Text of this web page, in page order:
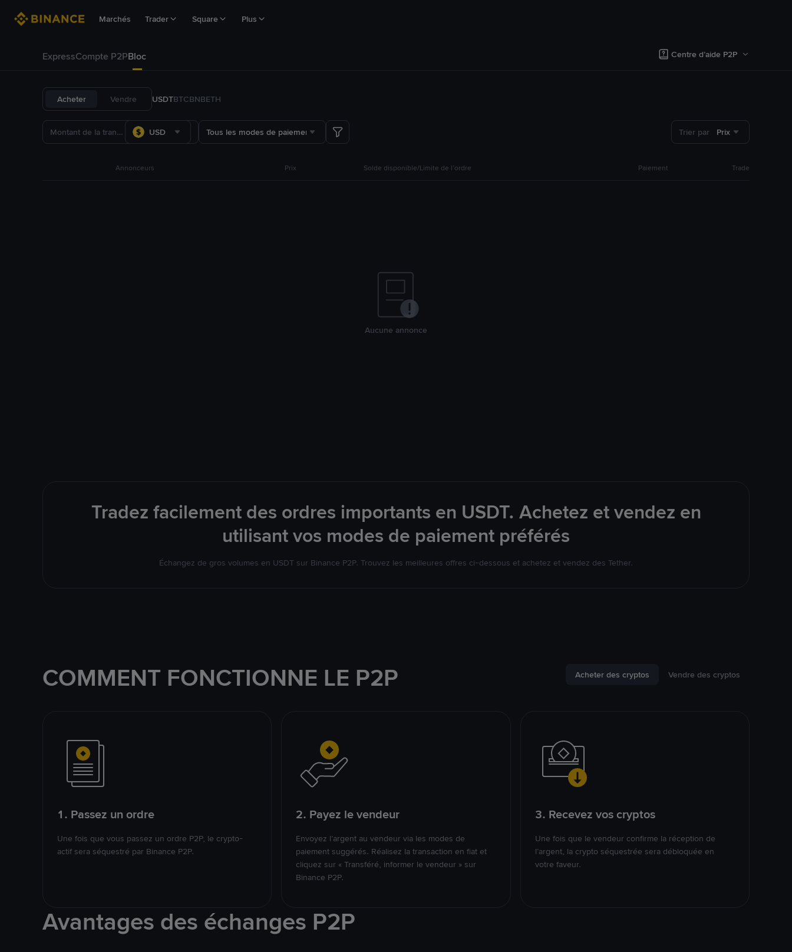
Marchés Trader Square Plus
ExpressCompte P2PBloc Centre d’aide P2P
Acheter Vendre USDTBTCBNBETH
USD Tous les modes de paiement Trier par Prix
Annonceurs Prix Solde disponible/Limite de l’ordre Paiement Trade
Aucune annonce
Tradez facilement des ordres importants en USDT. Achetez et vendez en
utilisant vos modes de paiement préférés
Échangez de gros volumes en USDT sur Binance P2P. Trouvez les meilleures offres ci-dessous et achetez et vendez des Tether.
COMMENT FONCTIONNE LE P2P Acheter des cryptos Vendre des cryptos
1. Passez un ordre
Une fois que vous passez un ordre P2P, le crypto-
actif sera séquestré par Binance P2P.
2. Payez le vendeur
Envoyez l’argent au vendeur via les modes de
paiement suggérés. Réalisez la transaction en fiat et
cliquez sur « Transféré, informer le vendeur » sur
Binance P2P.
3. Recevez vos cryptos
Une fois que le vendeur confirme la réception de
l’argent, la crypto séquestrée sera débloquée en
votre faveur.
Avantages des échanges P2P